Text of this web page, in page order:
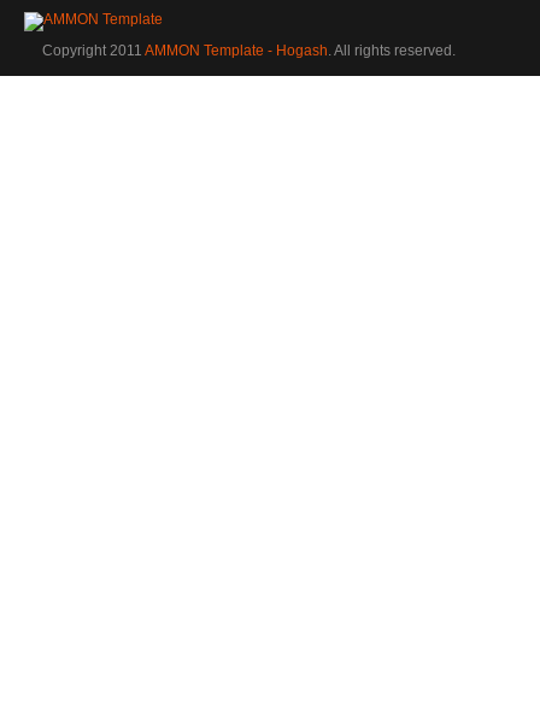
Copyright 2011 AMMON Template - Hogash. All rights reserved.